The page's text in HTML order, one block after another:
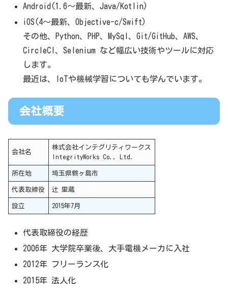
Android(1.6〜最新、Java/Kotlin)
iOS(4〜最新、Objective-c/Swift)
その他、Python、PHP、MySql、Git/GitHub、AWS、
CircleCI、Selenium など幅広い技術やツールに対応
します。
最近は、IoTや機械学習についても学んでいます。
会社概要
会社名
株式会社インテグリティワークス
IntegrityWorks Co., Ltd.
所在地 埼玉県鶴ヶ島市
代表取締役 辻 里蔵
設立 2015年7月
代表取締役の経歴
2006年 大学院卒業後、大手電機メーカに入社
2012年 フリーランス化
2015年 法人化